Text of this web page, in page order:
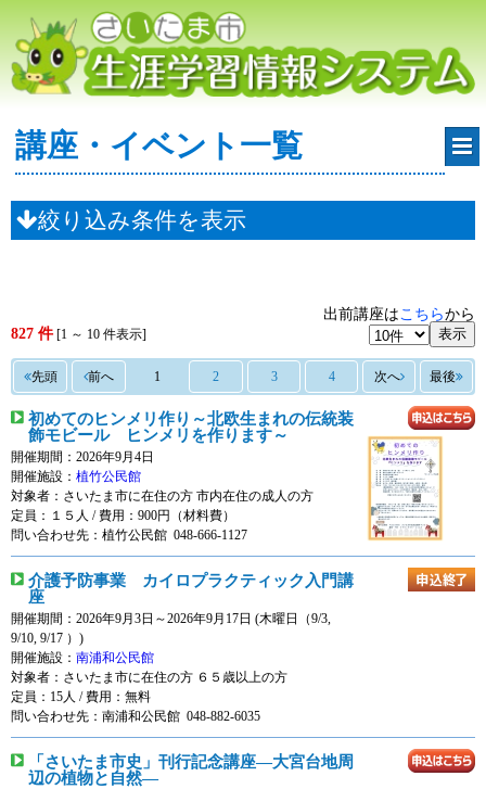
講座・イベント一覧
絞り込み条件を表示
出前講座はこちらから
827 件[1 ～ 10 件表示] 表示
先頭 前へ 1 2 3 4 次へ 最後
初めてのヒンメリ作り～北欧生まれの伝統装
飾モビール ヒンメリを作ります～
開催期間：2026年9月4日
開催施設： 植竹公民館
対象者： さいたま市に在住の方 市内在住の成人の方
定員：１５人 / 費用： 900円
（材料費）
問い合わせ先：植竹公民館 048-666-1127
介護予防事業 カイロプラクティック入門講
座
開催期間：2026年9月3日～2026年9月17日 (木曜日（9/3,
9/10, 9/17 ）)
開催施設： 南浦和公民館
対象者： さいたま市に在住の方 ６５歳以上の方
定員：15人 / 費用： 無料
問い合わせ先：南浦和公民館 048-882-6035
「さいたま市史」刊行記念講座―大宮台地周
辺の植物と自然―